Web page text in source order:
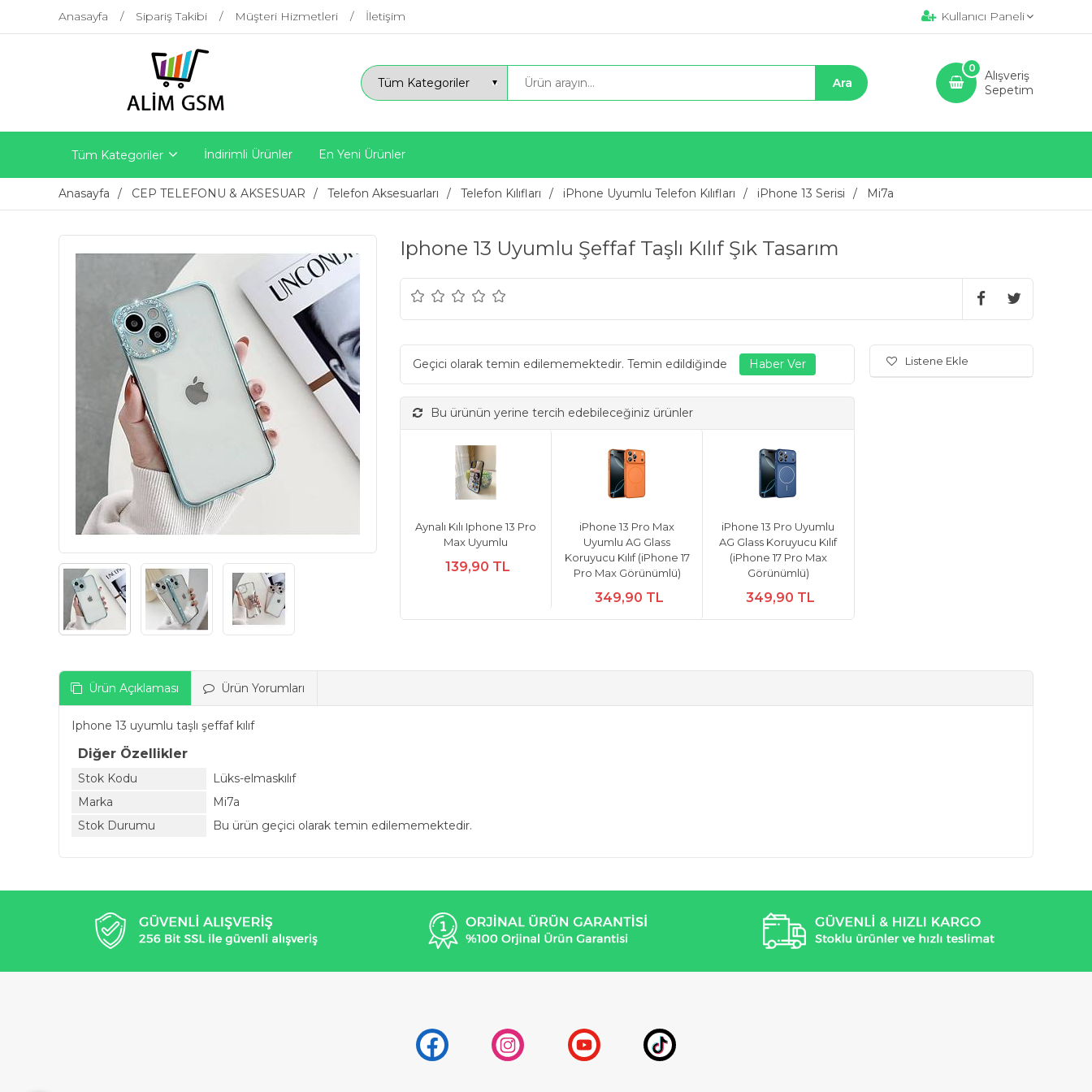
Anasayfa Sipariş Takibi Müşteri Hizmetleri İletişim Kullanıcı Paneli
Alışveriş
Sepetim
0
Tüm Kategoriler İndirimli Ürünler En Yeni Ürünler
Anasayfa CEP TELEFONU & AKSESUAR Telefon Aksesuarları Telefon Kılıfları iPhone Uyumlu Telefon Kılıfları iPhone 13 Serisi Mi7a
Iphone 13 Uyumlu Şeffaf Taşlı Kılıf Şık Tasarım
Geçici olarak temin edilememektedir. Temin edildiğinde
Bu ürünün yerine tercih edebileceğiniz ürünler
Aynalı Kılı Iphone 13 Pro
Max Uyumlu
139,90 TL
iPhone 13 Pro Max
Uyumlu AG Glass
Koruyucu Kılıf (iPhone 17
Pro Max Görünümlü)
349,90 TL
iPhone 13 Pro Uyumlu
AG Glass Koruyucu Kılıf
(iPhone 17 Pro Max
Görünümlü)
349,90 TL
Listene Ekle
Ürün Açıklaması Ürün Yorumları
Iphone 13 uyumlu taşlı şeffaf kılıf
Diğer Özellikler
Stok Kodu
Lüks-elmaskılıf
Marka
Mi7a
Stok Durumu
Bu ürün geçici olarak temin edilememektedir.